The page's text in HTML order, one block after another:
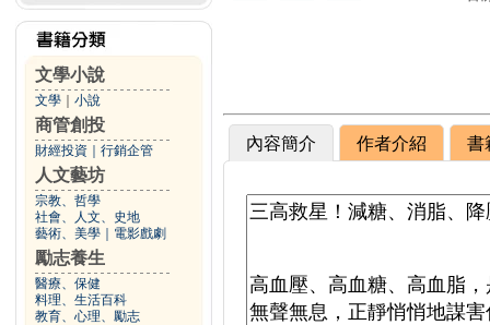
文學小說
文學 小說
商管創投
財經投資 行銷企管
人文藝坊
宗教、哲學
社會、人文、史地
藝術、美學
電影戲劇
勵志養生
醫療、保健
料理、生活百科
教育、心理、勵志
內容簡介 作者介紹 書